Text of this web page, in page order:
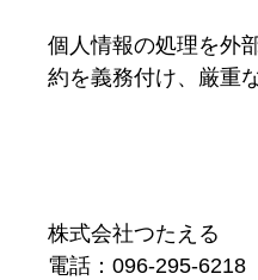
個人情報の処理を外
約を義務付け、厳重
株式会社つたえる
電話：096-295-6218